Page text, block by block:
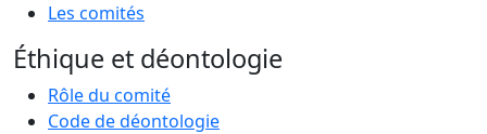
Les comités
Éthique et déontologie
Rôle du comité
Code de déontologie